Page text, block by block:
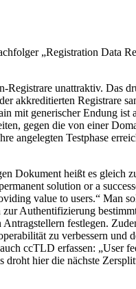
„Registration Data
unattraktiv. Das
akkreditierten Registrare
mit generischer Endung ist
gegen die von einer
angelegten Testphase
Dokument heißt es gleich
solution or a
value to users.“ Man
Authentifizierung
festlegen.
zu verbessern und
ccTLD erfassen: „User
droht hier die nächste